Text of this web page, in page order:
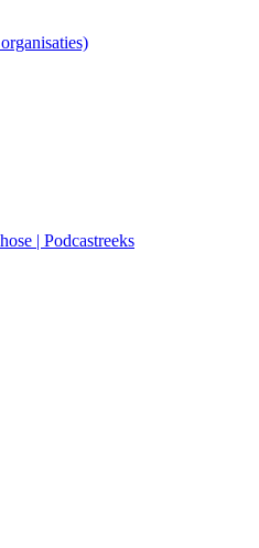
| Podcastreeks